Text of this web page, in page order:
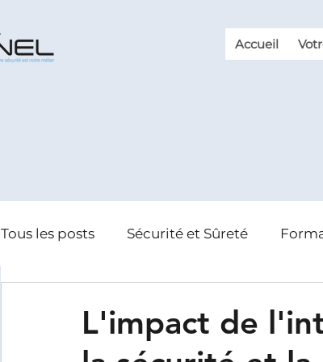
Accueil
Tous les posts Sécurité et Sûreté
L'impact de